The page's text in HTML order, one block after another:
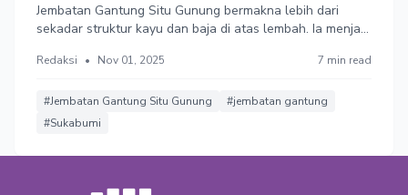
Jembatan Gantung Situ Gunung bermakna lebih dari
sekadar struktur kayu dan baja di atas lembah. Ia menjadi
dan dijalankan selaras dengan upaya pelestarian alam
kesejahteraan.
Redaksi • Nov 01, 2025 7 min read
#Jembatan Gantung Situ Gunung
#jembatan gantung
#Sukabumi